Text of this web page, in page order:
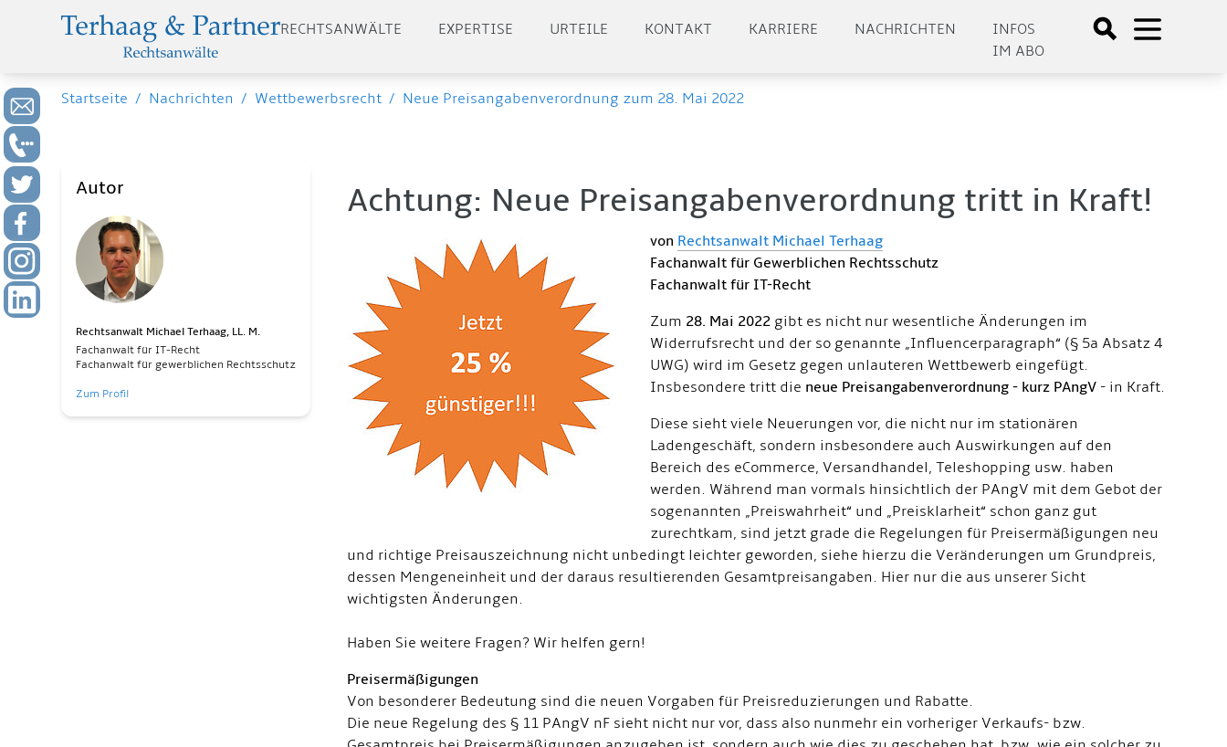
RECHTSANWÄLTE EXPERTISE URTEILE KONTAKT KARRIERE NACHRICHTEN
INFOS
IM ABO
Startseite / Nachrichten / Wettbewerbsrecht / Neue Preisangabenverordnung zum 28. Mai 2022
Autor
Rechtsanwalt Michael Terhaag, LL. M.
Fachanwalt für IT-Recht
Fachanwalt für gewerblichen Rechtsschutz
Zum Profil
Achtung: Neue Preisangabenverordnung tritt in Kraft!
von Rechtsanwalt Michael Terhaag
Fachanwalt für Gewerblichen Rechtsschutz
Fachanwalt für IT-Recht
Zum 28. Mai 2022 gibt es nicht nur wesentliche Änderungen im
Widerrufsrecht und der so genannte „Influencerparagraph“ (§ 5a Absatz 4
UWG) wird im Gesetz gegen unlauteren Wettbewerb eingefügt.
Insbesondere tritt die neue Preisangabenverordnung - kurz PAngV - in Kraft.
Diese sieht viele Neuerungen vor, die nicht nur im stationären
Ladengeschäft, sondern insbesondere auch Auswirkungen auf den
Bereich des eCommerce, Versandhandel, Teleshopping usw. haben
werden. Während man vormals hinsichtlich der PAngV mit dem Gebot der
sogenannten „Preiswahrheit“ und „Preisklarheit“ schon ganz gut
zurechtkam, sind jetzt grade die Regelungen für Preisermäßigungen neu
und richtige Preisauszeichnung nicht unbedingt leichter geworden, siehe hierzu die Veränderungen um Grundpreis,
dessen Mengeneinheit und der daraus resultierenden Gesamtpreisangaben. Hier nur die aus unserer Sicht
wichtigsten Änderungen.
Haben Sie weitere Fragen? Wir helfen gern!
Preisermäßigungen
Von besonderer Bedeutung sind die neuen Vorgaben für Preisreduzierungen und Rabatte.
Die neue Regelung des § 11 PAngV nF sieht nicht nur vor, dass also nunmehr ein vorheriger Verkaufs- bzw.